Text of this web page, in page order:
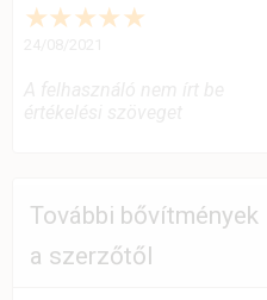
★★★★★
További bővítmények
a szerzőtől